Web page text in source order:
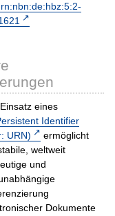
eines
Identifier
URN)
ermöglicht
weltweit
und
Dokumente